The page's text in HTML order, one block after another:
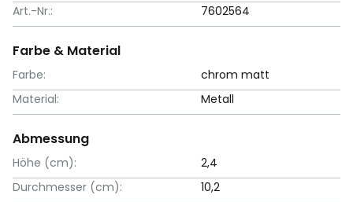
Art.-Nr.:
7602564
Farbe & Material
Farbe:
chrom matt
Material:
Metall
Abmessung
Höhe (cm):
2,4
Durchmesser (cm):
10,2